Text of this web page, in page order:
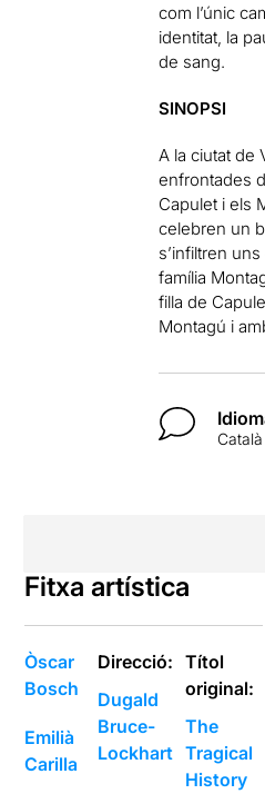
com l’únic
identitat, la
de sang.
SINOPSI
A la ciutat de
enfrontades
Capulet i els
celebren un
s’infiltren
família
filla de
Montagú i
Català
Fitxa artística
Òscar
Bosch
Emilià
Carilla
Direcció:
Dugald
Bruce-
Lockhart
Títol
original:
The
Tragical
History